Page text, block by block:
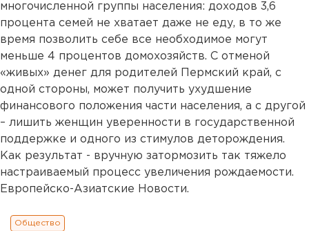
многочисленной группы населения: доходов 3,6
процента семей не хватает даже не еду, в то же
время позволить себе все необходимое могут
меньше 4 процентов домохозяйств. С отменой
«живых» денег для родителей Пермский край, с
одной стороны, может получить ухудшение
финансового положения части населения, а с другой
– лишить женщин уверенности в государственной
поддержке и одного из стимулов деторождения.
Как результат - вручную затормозить так тяжело
настраиваемый процесс увеличения рождаемости.
Европейско-Азиатские Новости.
Общество